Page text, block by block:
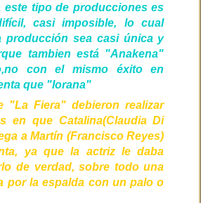
este tipo de producciones es
casi imposible, lo cual
producción sea casi única y
tambien está "Anakena"
con el mismo éxito en
que "Iorana"
"La Fiera" debieron realizar
en que Catalina(Claudia Di
a Martín (Francisco Reyes)
ya que la actriz le daba
de verdad, sobre todo una
por la espalda con un palo o